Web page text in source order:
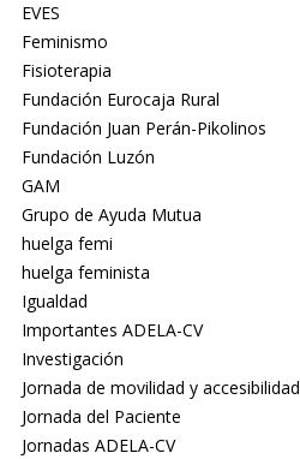
EVES
Feminismo
Fisioterapia
Fundación Eurocaja Rural
Fundación Juan Perán-Pikolinos
Fundación Luzón
GAM
Grupo de Ayuda Mutua
huelga femi
huelga feminista
Igualdad
Importantes ADELA-CV
Investigación
Jornada de movilidad y accesibilidad
Jornada del Paciente
Jornadas ADELA-CV